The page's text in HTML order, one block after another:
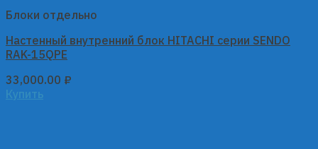
Блоки отдельно
Настенный внутренний блок HITACHI серии SENDO
RAK-15QPE
33,000.00 ₽
Купить